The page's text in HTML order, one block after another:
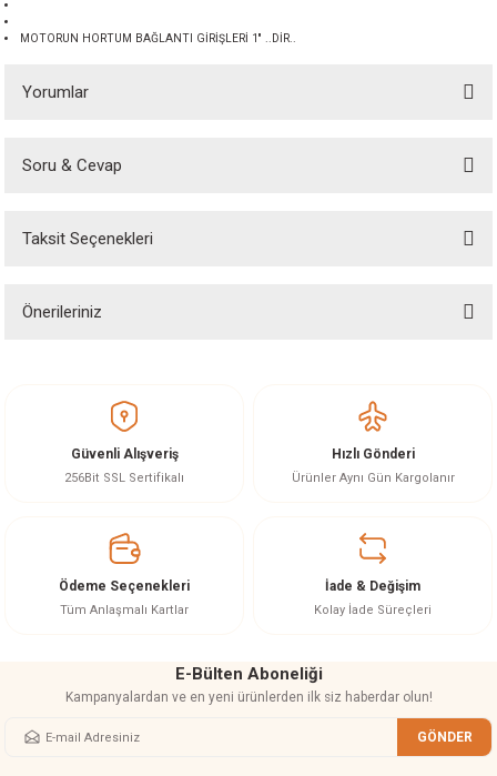
MOTORUN HORTUM BAĞLANTI GİRİŞLERİ 1'' ..DİR..
Yorumlar
Soru & Cevap
Ürün hakkında henüz soru sorulmamış.
Taksit Seçenekleri
Önerileriniz
Görüş ve önerileriniz için teşekkür ederiz.
Ürün resmi kalitesiz, bozuk veya görüntülenemiyor.
Ürün bilgilerinde hatalar bulunuyor.
Bu ürüne benzer farklı alternatifler olmalı.
Güvenli Alışveriş
256Bit SSL Sertifikalı
Hızlı Gönderi
Ürünler Aynı Gün Kargolanır
Ödeme Seçenekleri
Tüm Anlaşmalı Kartlar
İade & Değişim
Kolay İade Süreçleri
E-Bülten Aboneliği
Kampanyalardan ve en yeni ürünlerden ilk siz haberdar olun!
GÖNDER